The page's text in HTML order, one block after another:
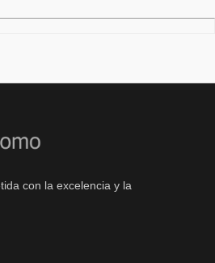
con la excelencia y la